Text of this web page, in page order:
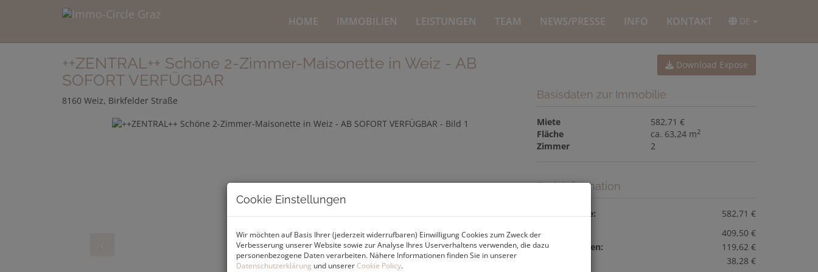
HOME IMMOBILIEN LEISTUNGEN TEAM NEWS/PRESSE INFO KONTAKT DE
++ZENTRAL++ Schöne 2-Zimmer-Maisonette in Weiz - AB
SOFORT VERFÜGBAR
8160 Weiz, Birkfelder Straße
Download Expose
Basisdaten zur Immobilie
Miete
582,71 €
Fläche
ca. 63,24 m2
Zimmer 2
Preisinformation
Gesamtmiete:
582,71 €
Miete:
409,50 €
Betriebskosten:
119,62 €
38,28 €
Cookie Einstellungen
Wir möchten auf Basis Ihrer (jederzeit widerrufbaren) Einwilligung Cookies zum Zweck der
Verbesserung unserer Website sowie zur Analyse Ihres Userverhaltens verwenden, die dazu
personenbezogene Daten verarbeiten. Nähere Informationen finden Sie in unserer
Datenschutzerklärung und unserer Cookie Policy.